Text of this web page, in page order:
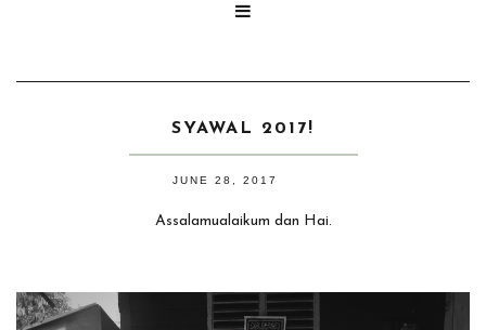

SYAWAL 2017!
JUNE 28, 2017
Assalamualaikum dan Hai.